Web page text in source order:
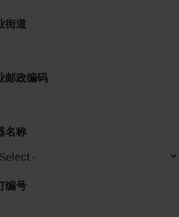
街道
邮政编码
名称
编号